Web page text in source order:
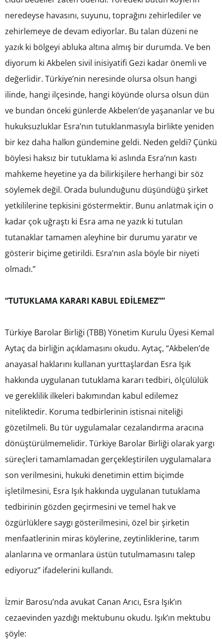
neredeyse havasını, suyunu, toprağını zehirlediler ve
zehirlemeye de devam ediyorlar. Bu talan düzeni ne
yazık ki bölgeyi abluka altına almış bir durumda. Ve ben
diyorum ki Akbelen sivil inisiyatifi Gezi kadar önemli ve
değerlidir. Türkiye’nin neresinde olursa olsun hangi
ilinde, hangi ilçesinde, hangi köyünde olursa olsun dün
ve bundan önceki günlerde Akbelen’de yaşananlar ve bu
hukuksuzluklar Esra’nın tutuklanmasıyla birlikte yeniden
bir kez daha halkın gündemine geldi. Neden geldi? Çünkü
böylesi haksız bir tutuklama ki aslında Esra’nın kastı
mahkeme heyetine ya da bilirkişilere herhangi bir söz
söylemek değil. Orada bulunduğunu düşündüğü şirket
yetkililerine tepkisini göstermektir. Bunu anlatmak için o
kadar çok uğraştı ki Esra ama ne yazık ki tutulan
tutanaklar tamamen aleyhine bir durumu yaratır ve
gösterir biçime getirildi. Esra’nın asla böyle bir niyeti
olmadı.”
“TUTUKLAMA KARARI KABUL EDİLEMEZ””
Türkiye Barolar Birliği (TBB) Yönetim Kurulu Üyesi Kemal
Aytaç da birliğin açıklamasını okudu. Aytaç, “Akbelen’de
anayasal haklarını kullanan yurttaşlardan Esra Işık
hakkında uygulanan tutuklama kararı tedbiri, ölçülülük
ve gereklilik ilkeleri bakımından kabul edilemez
niteliktedir. Koruma tedbirlerinin istisnai niteliği
gözetilmeli. Bu tür uygulamalar cezalandırma aracına
dönüştürülmemelidir. Türkiye Barolar Birliği olarak yargı
süreçleri tamamlamadan gerçekleştirilen uygulamalara
son verilmesini, hukuki denetimin ettim biçimde
işletilmesini, Esra Işık hakkında uygulanan tutuklama
tedbirinin gözden geçirmesini ve temel hak ve
özgürlüklere saygı gösterilmesini, özel bir şirketin
menfaatlerinin miras köylerine, zeytinliklerine, tarım
alanlarına ve ormanlara üstün tutulmamasını talep
ediyoruz” ifadelerini kullandı.
İzmir Barosu’nda avukat Canan Arıcı, Esra Işık’ın
cezaevinden yazdığı mektubunu okudu. Işık’ın mektubu
şöyle: